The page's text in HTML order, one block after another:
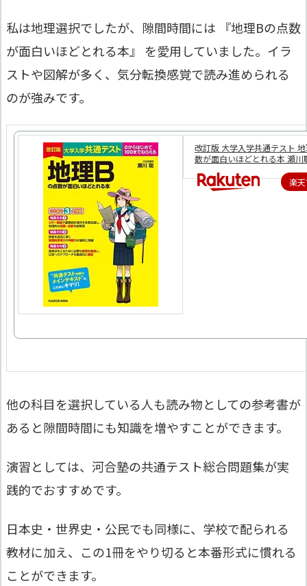
私は地理選択でしたが、隙間時間には 『地理Bの点数
が面白いほどとれる本』 を愛用していました。イラ
ストや図解が多く、気分転換感覚で読み進められる
のが強みです。
改訂版 大学入学共通テスト
数が面白いほどとれる本 瀬川
楽
他の科目を選択している人も読み物としての参考書が
あると隙間時間にも知識を増やすことができます。
演習としては、河合塾の共通テスト総合問題集が実
践的でおすすめです。
日本史・世界史・公民でも同様に、学校で配られる
教材に加え、この1冊をやり切ると本番形式に慣れる
ことができます。